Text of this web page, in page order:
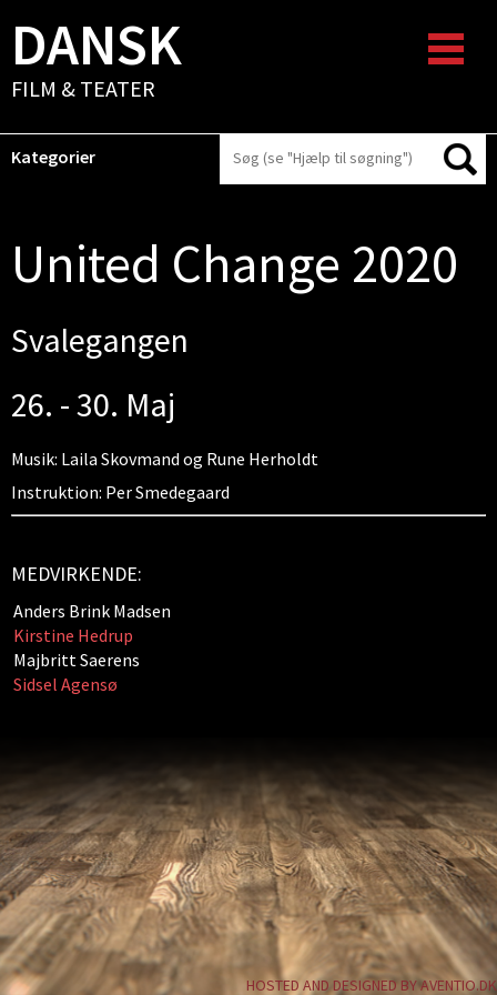
DANSK
FILM & TEATER
Kategorier
United Change 2020
Svalegangen
26. - 30. Maj
Musik: Laila Skovmand og Rune Herholdt
Instruktion: Per Smedegaard
MEDVIRKENDE:
Anders Brink Madsen
Kirstine Hedrup
Majbritt Saerens
Sidsel Agensø
HOSTED AND DESIGNED BY AVENTIO.DK